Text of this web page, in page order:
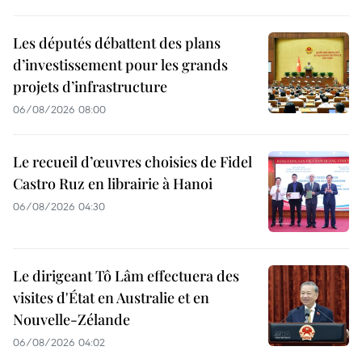
Les députés débattent des plans
d’investissement pour les grands
projets d’infrastructure
06/08/2026 08:00
Le recueil d’œuvres choisies de Fidel
Castro Ruz en librairie à Hanoi
06/08/2026 04:30
Le dirigeant Tô Lâm effectuera des
visites d'État en Australie et en
Nouvelle-Zélande
06/08/2026 04:02